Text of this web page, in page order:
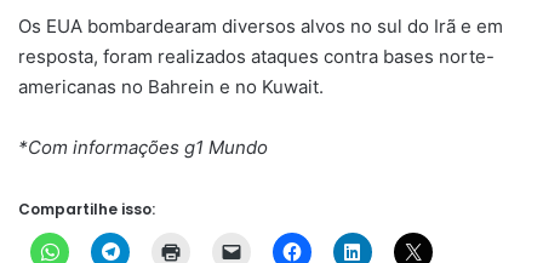
Os EUA bombardearam diversos alvos no sul do Irã e em
resposta, foram realizados ataques contra bases norte-
americanas no Bahrein e no Kuwait.
*Com informações g1 Mundo
Compartilhe isso: